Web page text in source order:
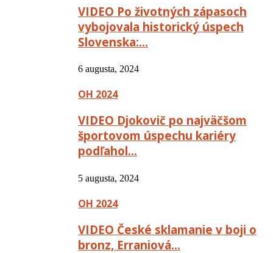
VIDEO Po životných zápasoch
vybojovala historický úspech
Slovenska:…
6 augusta, 2024
OH 2024
VIDEO Djokovič po najväčšom
športovom úspechu kariéry
podľahol…
5 augusta, 2024
OH 2024
VIDEO České sklamanie v boji o
bronz, Erraniová…